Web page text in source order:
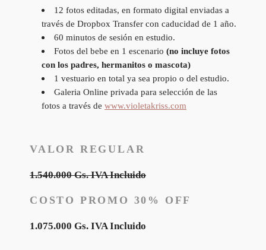
12 fotos editadas, en formato digital enviadas a
través de Dropbox Transfer con caducidad de 1 año.
60 minutos de sesión en estudio.
Fotos del bebe en 1 escenario(no incluye fotos
con los padres, hermanitos o mascota)
1 vestuario en total ya sea propio o del estudio.
Galeria Online privada para selección de las
fotos a través de www.violetakriss.com
VALOR REGULAR
1.540.000 Gs. IVA Incluido
COSTO PROMO 30% OFF
1.075.000 Gs. IVA Incluido